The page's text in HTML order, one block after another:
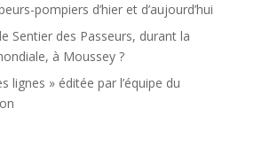
pompiers d’hier et d’aujourd’hui
Sentier des Passeurs, durant la
à Moussey ?
lignes » éditée par l’équipe du